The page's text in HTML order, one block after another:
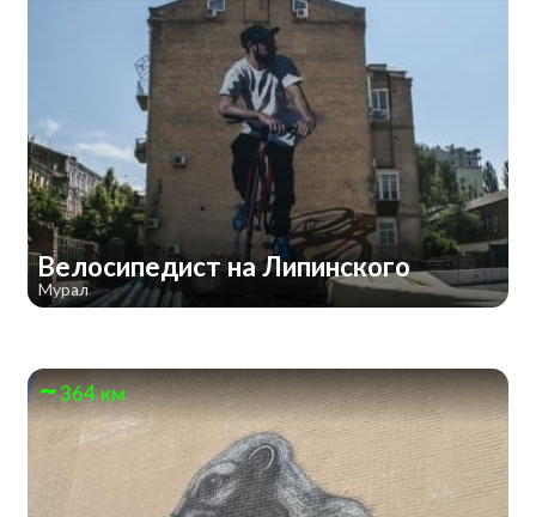
Велосипедист на Липинского
Мурал
364 км